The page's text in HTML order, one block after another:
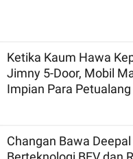
Ketika Kaum Hawa
Jimny 5-Door, Mobil
Impian Para Petualang
Changan Bawa